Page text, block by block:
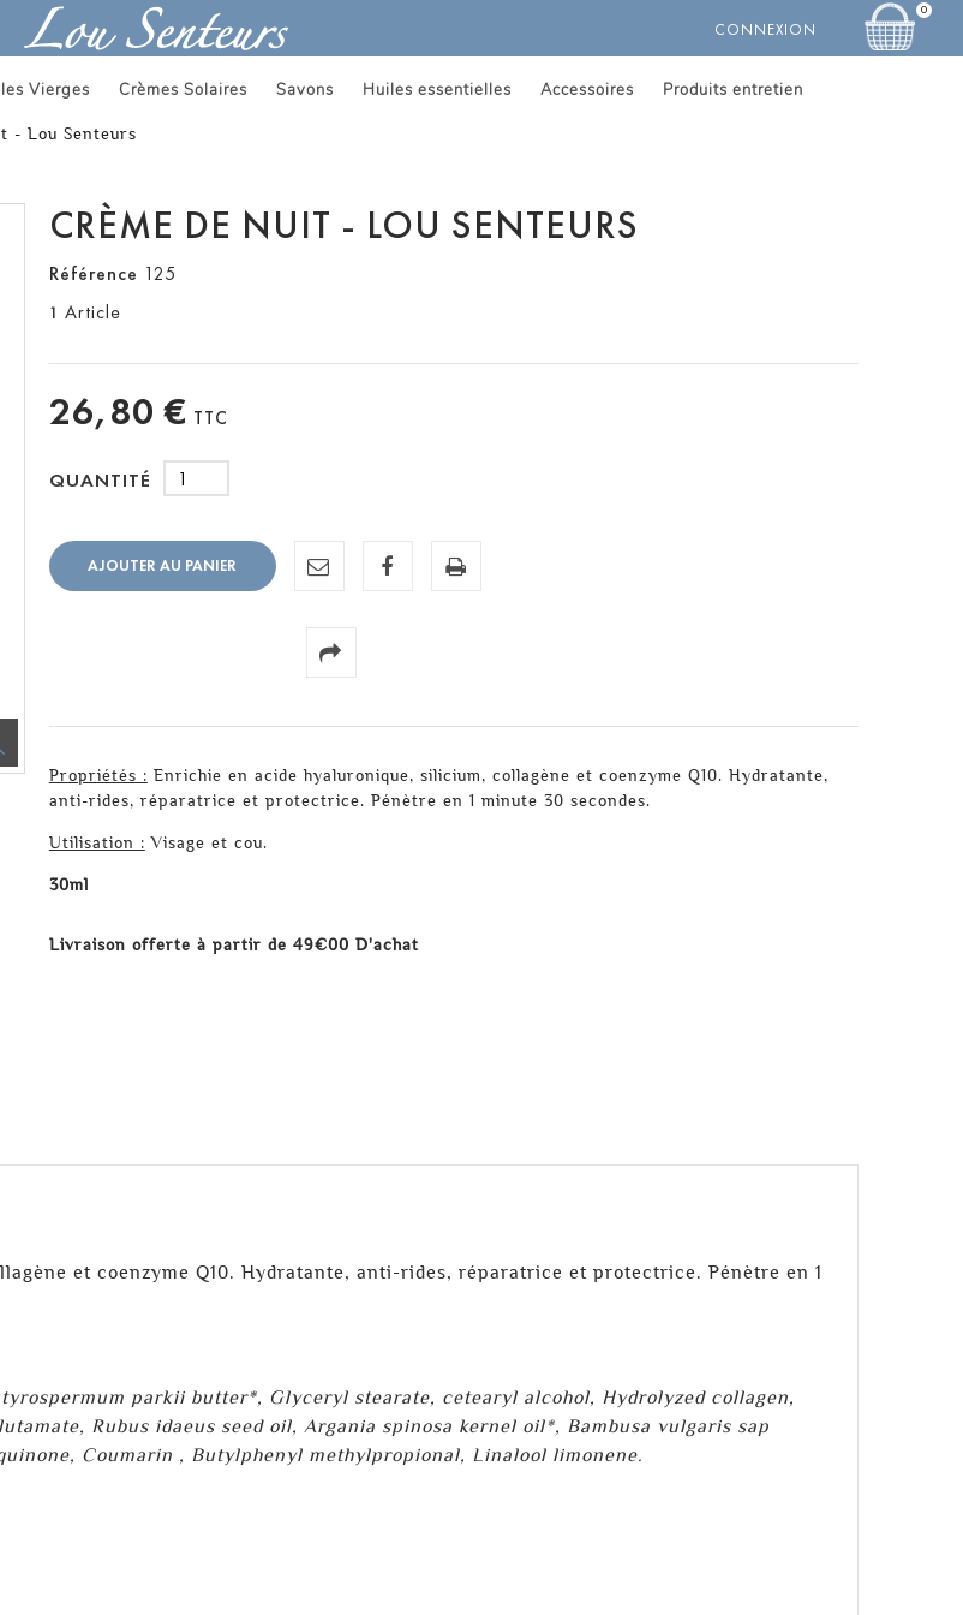
0
CONNEXION
Vierges Crèmes Solaires Savons Huiles essentielles Accessoires Produits entretien
- Lou Senteurs
CRÈME DE NUIT - LOU SENTEURS
Référence 125
1 Article
26,80 € TTC
QUANTITÉ
AJOUTER AU PANIER
Propriétés : Enrichie en acide hyaluronique, silicium, collagène et coenzyme Q10. Hydratante,
anti-rides, réparatrice et protectrice. Pénètre en 1 minute 30 secondes.
Utilisation : Visage et cou.
30ml
Livraison offerte à partir de 49€00 D'achat
et coenzyme Q10. Hydratante, anti-rides, réparatrice et protectrice. Pénètre en 1
parkii butter*, Glyceryl stearate, cetearyl alcohol, Hydrolyzed collagen,
Rubus idaeus seed oil, Argania spinosa kernel oil*, Bambusa vulgaris sap
Coumarin , Butylphenyl methylpropional, Linalool limonene.